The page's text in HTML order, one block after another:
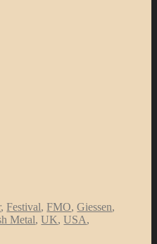
,Festival,FMO,Giessen,
Metal,UK,USA,